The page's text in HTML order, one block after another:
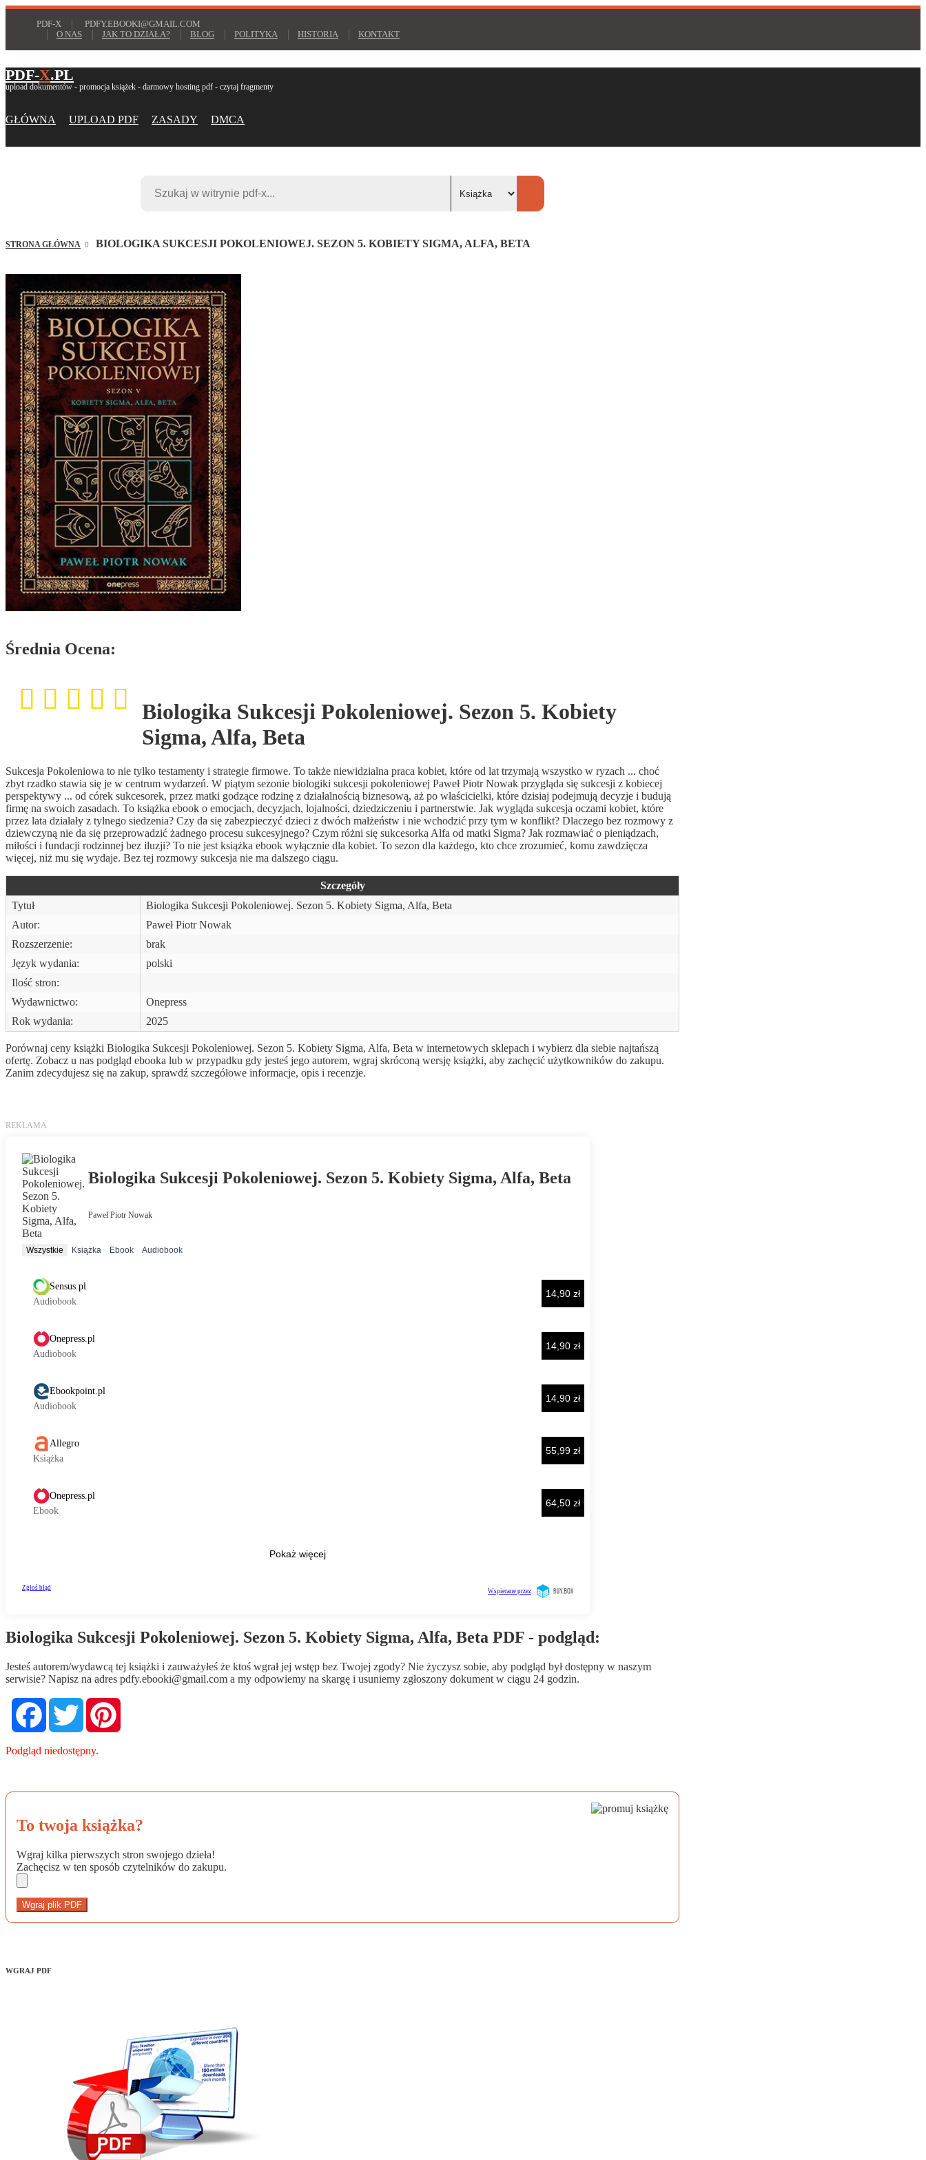
PDF-X
PDFY.EBOOKI@GMAIL.COM
O NAS
JAK TO DZIAŁA? BLOG POLITYKA HISTORIA KONTAKT
PDF-X.PL
upload dokumentów - promocja książek - darmowy hosting pdf - czytaj fragmenty
GŁÓWNA UPLOAD PDF ZASADY DMCA
STRONA GŁÓWNA BIOLOGIKA SUKCESJI POKOLENIOWEJ. SEZON 5. KOBIETY SIGMA, ALFA, BETA
Średnia Ocena:
Biologika Sukcesji Pokoleniowej. Sezon 5. Kobiety
Sigma, Alfa, Beta
Sukcesja Pokoleniowa to nie tylko testamenty i strategie firmowe. To także niewidzialna praca kobiet, które od lat trzymają wszystko w ryzach ... choć
zbyt rzadko stawia się je w centrum wydarzeń. W piątym sezonie biologiki sukcesji pokoleniowej Paweł Piotr Nowak przygląda się sukcesji z kobiecej
perspektywy ... od córek sukcesorek, przez matki godzące rodzinę z działalnością biznesową, aż po właścicielki, które dzisiaj podejmują decyzje i budują
firmę na swoich zasadach. To książka ebook o emocjach, decyzjach, lojalności, dziedziczeniu i partnerstwie. Jak wygląda sukcesja oczami kobiet, które
przez lata działały z tylnego siedzenia? Czy da się zabezpieczyć dzieci z dwóch małżeństw i nie wchodzić przy tym w konflikt? Dlaczego bez rozmowy z
dziewczyną nie da się przeprowadzić żadnego procesu sukcesyjnego? Czym różni się sukcesorka Alfa od matki Sigma? Jak rozmawiać o pieniądzach,
miłości i fundacji rodzinnej bez iluzji? To nie jest książka ebook wyłącznie dla kobiet. To sezon dla każdego, kto chce zrozumieć, komu zawdzięcza
więcej, niż mu się wydaje. Bez tej rozmowy sukcesja nie ma dalszego ciągu.
Szczegóły
Tytuł
Biologika Sukcesji Pokoleniowej. Sezon 5. Kobiety Sigma, Alfa, Beta
Autor:
Paweł Piotr Nowak
Rozszerzenie:
brak
Język wydania:
polski
Ilość stron:
Wydawnictwo:
Onepress
Rok wydania:
2025
Porównaj ceny książki Biologika Sukcesji Pokoleniowej. Sezon 5. Kobiety Sigma, Alfa, Beta w internetowych sklepach i wybierz dla siebie najtańszą
ofertę. Zobacz u nas podgląd ebooka lub w przypadku gdy jesteś jego autorem, wgraj skróconą wersję książki, aby zachęcić użytkowników do zakupu.
Zanim zdecydujesz się na zakup, sprawdź szczegółowe informacje, opis i recenzje.
Biologika Sukcesji Pokoleniowej. Sezon 5. Kobiety Sigma, Alfa, Beta PDF - podgląd:
Jesteś autorem/wydawcą tej książki i zauważyłeś że ktoś wgrał jej wstęp bez Twojej zgody? Nie życzysz sobie, aby podgląd był dostępny w naszym
serwisie? Napisz na adres pdfy.ebooki@gmail.com a my odpowiemy na skargę i usuniemy zgłoszony dokument w ciągu 24 godzin.
FacebookTwitter
Podgląd niedostępny.
To twoja książka?
Wgraj kilka pierwszych stron swojego dzieła!
Zachęcisz w ten sposób czytelników do zakupu.
Wgraj plik PDF
WGRAJ PDF